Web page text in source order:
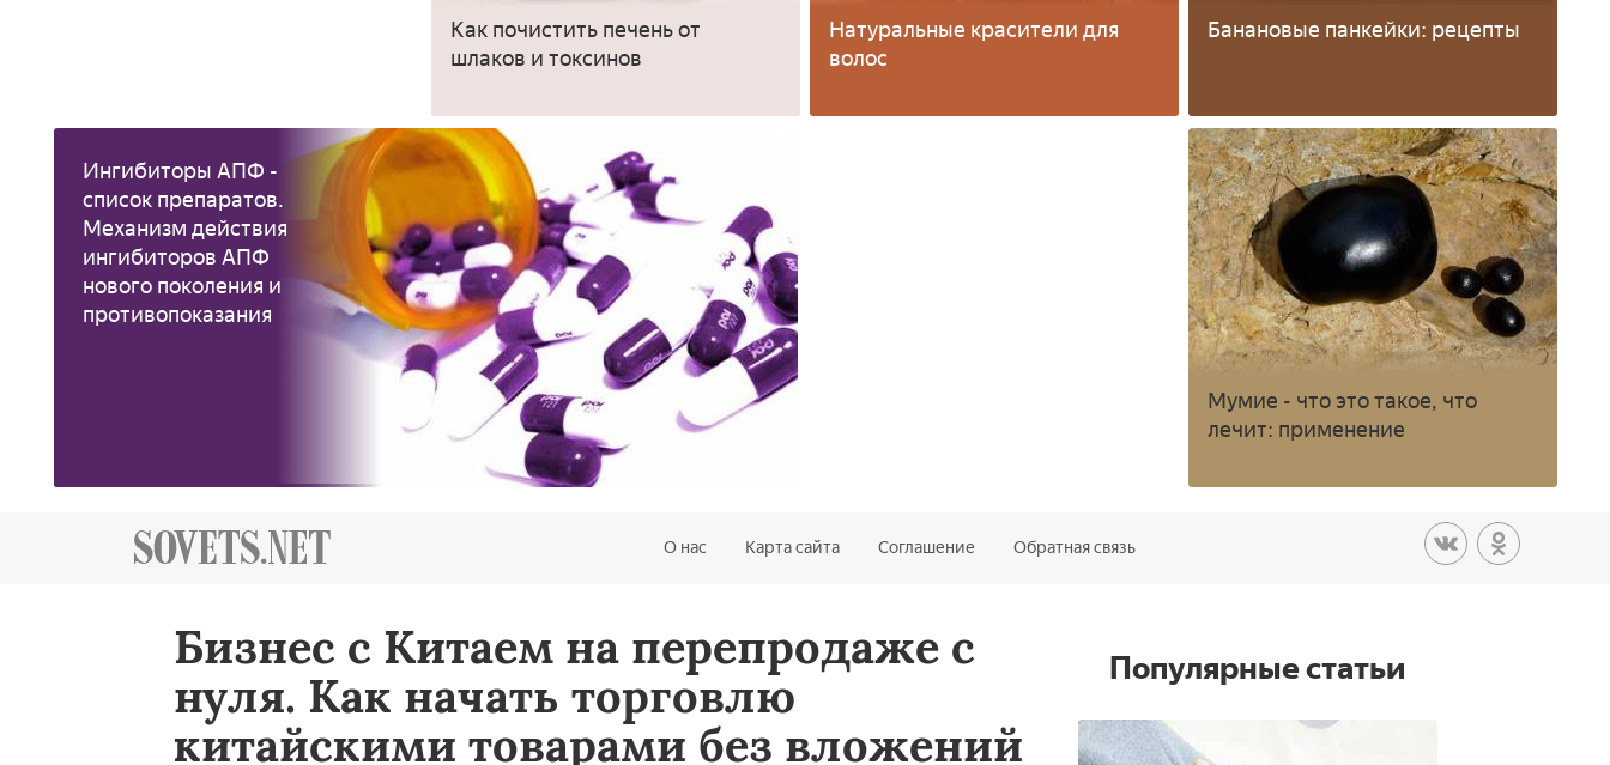
Как почистить печень от
шлаков и токсинов
Натуральные красители для
волос
Банановые панкейки: рецепты
Ингибиторы АПФ -
список препаратов.
Механизм действия
ингибиторов АПФ
нового поколения и
противопоказания
Мумие - что это такое, что
лечит: применение
О нас Карта сайта Соглашение Обратная связь
Бизнес с Китаем на перепродаже с
нуля. Как начать торговлю
китайскими товарами без вложений
Популярные статьи